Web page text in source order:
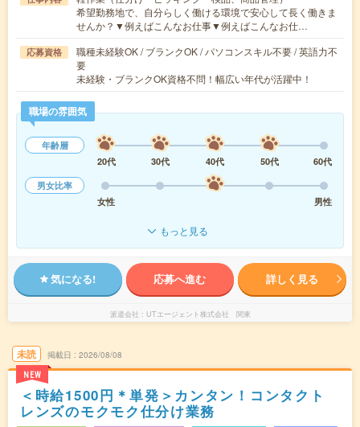
希望勤務地で、自分らしく働ける環境で安心して長く働きま
せんか？▼例えばこんなお仕事▼例えばこんなお仕…
応募資格
職種未経験OK / ブランクOK / パソコンスキル不要 / 英語力不
要
未経験・ブランクOK資格不問！幅広い年代が活躍中！
職場の雰囲気
年齢層
20代
30代 40代 50代
60代
男女比率
女性
男性
もっと見る
気になる! 応募へ進む 詳しく見る
派遣会社 UTエージェント株式会社 関東
未読
NEW
掲載日 2026/08/08
＜時給1500円＊単発＞カンタン！コンタクト
レンズのモクモク仕分け業務